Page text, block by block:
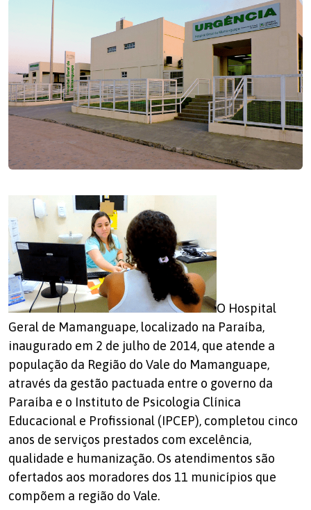
O Hospital
Geral de Mamanguape, localizado na Paraíba,
inaugurado em 2 de julho de 2014, que atende a
população da Região do Vale do Mamanguape,
através da gestão pactuada entre o governo da
Paraíba e o Instituto de Psicologia Clínica
Educacional e Profissional (IPCEP), completou cinco
anos de serviços prestados com excelência,
qualidade e humanização. Os atendimentos são
ofertados aos moradores dos 11 municípios que
compõem a região do Vale.